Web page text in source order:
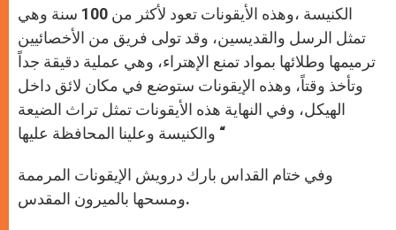
الكنيسة ،وهذه الأيقونات تعود لأكثر من 100 سنة وهي
تمثل الرسل والقديسين، وقد تولى فريق من الأخصائيين
ترميمها وطلائها بمواد تمنع الإهتراء، وهي عملية دقيقة جداً
وتأخذ وقتاً، وهذه الإيقونات ستوضع في مكان لائق داخل
الهيكل، وفي النهاية هذه الأيقونات تمثل تراث الضيعة
والكنيسة وعلينا المحافظة عليها “
وفي ختام القداس بارك درويش الإيقونات المرممة
ومسحها بالميرون المقدس.